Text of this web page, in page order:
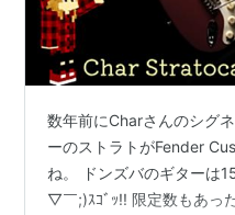
数年前にCharさんのシグ
ーのストラトがFender
ね。 ドンズバのギターは
▽￣;)ｽｺﾞｯ!! 限定数もあっ